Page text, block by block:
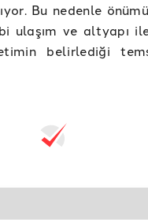
Bu nedenle
ulaşım ve altyapı
belirlediği